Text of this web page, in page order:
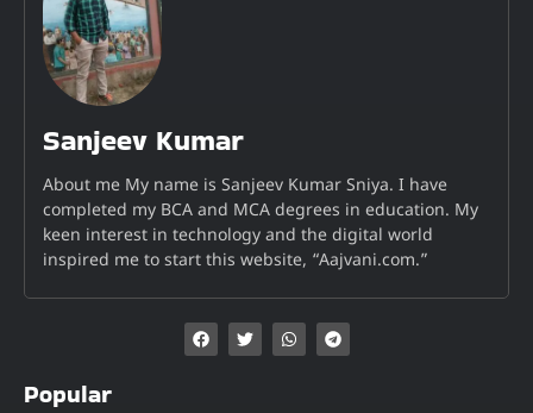
Sanjeev Kumar
About me My name is Sanjeev Kumar Sniya. I have
completed my BCA and MCA degrees in education. My
keen interest in technology and the digital world
inspired me to start this website, “Aajvani.com.”
Popular